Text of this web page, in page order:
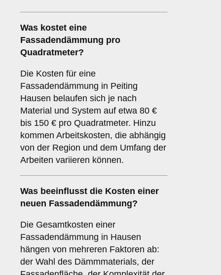
Was kostet eine
Fassadendämmung pro
Quadratmeter?
Die Kosten für eine
Fassadendämmung in Peiting
Hausen belaufen sich je nach
Material und System auf etwa 80 €
bis 150 € pro Quadratmeter. Hinzu
kommen Arbeitskosten, die abhängig
von der Region und dem Umfang der
Arbeiten variieren können.
Was beeinflusst die Kosten einer
neuen Fassadendämmung?
Die Gesamtkosten einer
Fassadendämmung in Hausen
hängen von mehreren Faktoren ab:
der Wahl des Dämmmaterials, der